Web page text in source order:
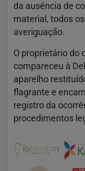
da ausência de
material, todos
averiguação.
O proprietário do
compareceu à
aparelho
flagrante e
registro da
procedimentos